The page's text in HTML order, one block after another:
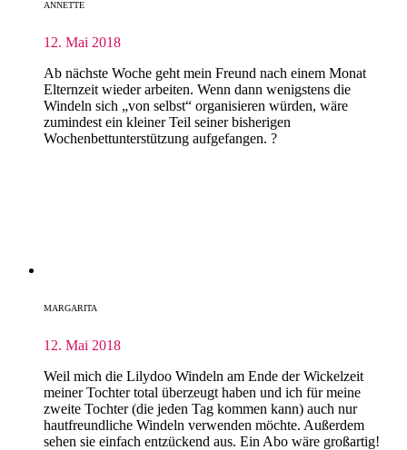
ANNETTE
12. Mai 2018
Ab nächste Woche geht mein Freund nach einem Monat
Elternzeit wieder arbeiten. Wenn dann wenigstens die
Windeln sich „von selbst“ organisieren würden, wäre
zumindest ein kleiner Teil seiner bisherigen
Wochenbettunterstützung aufgefangen. ?
MARGARITA
12. Mai 2018
Weil mich die Lilydoo Windeln am Ende der Wickelzeit
meiner Tochter total überzeugt haben und ich für meine
zweite Tochter (die jeden Tag kommen kann) auch nur
hautfreundliche Windeln verwenden möchte. Außerdem
sehen sie einfach entzückend aus. Ein Abo wäre großartig!